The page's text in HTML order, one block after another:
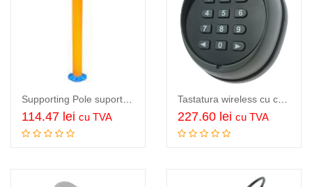
Adauga in cos
114.47 lei cu TVA
Adauga in cos
227.60 lei cu TVA